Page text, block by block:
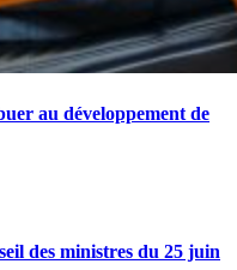
au développement de
des ministres du 25 juin